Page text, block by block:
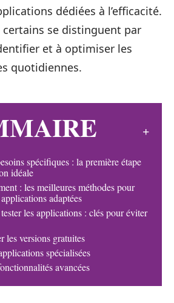
dédiées à l’efficacité.
se distinguent par
et à optimiser les
quotidiennes.
spécifiques : la première étape
idéale
: les meilleures méthodes pour
adaptées
les applications : clés pour éviter
les versions gratuites
spécialisées
avancées